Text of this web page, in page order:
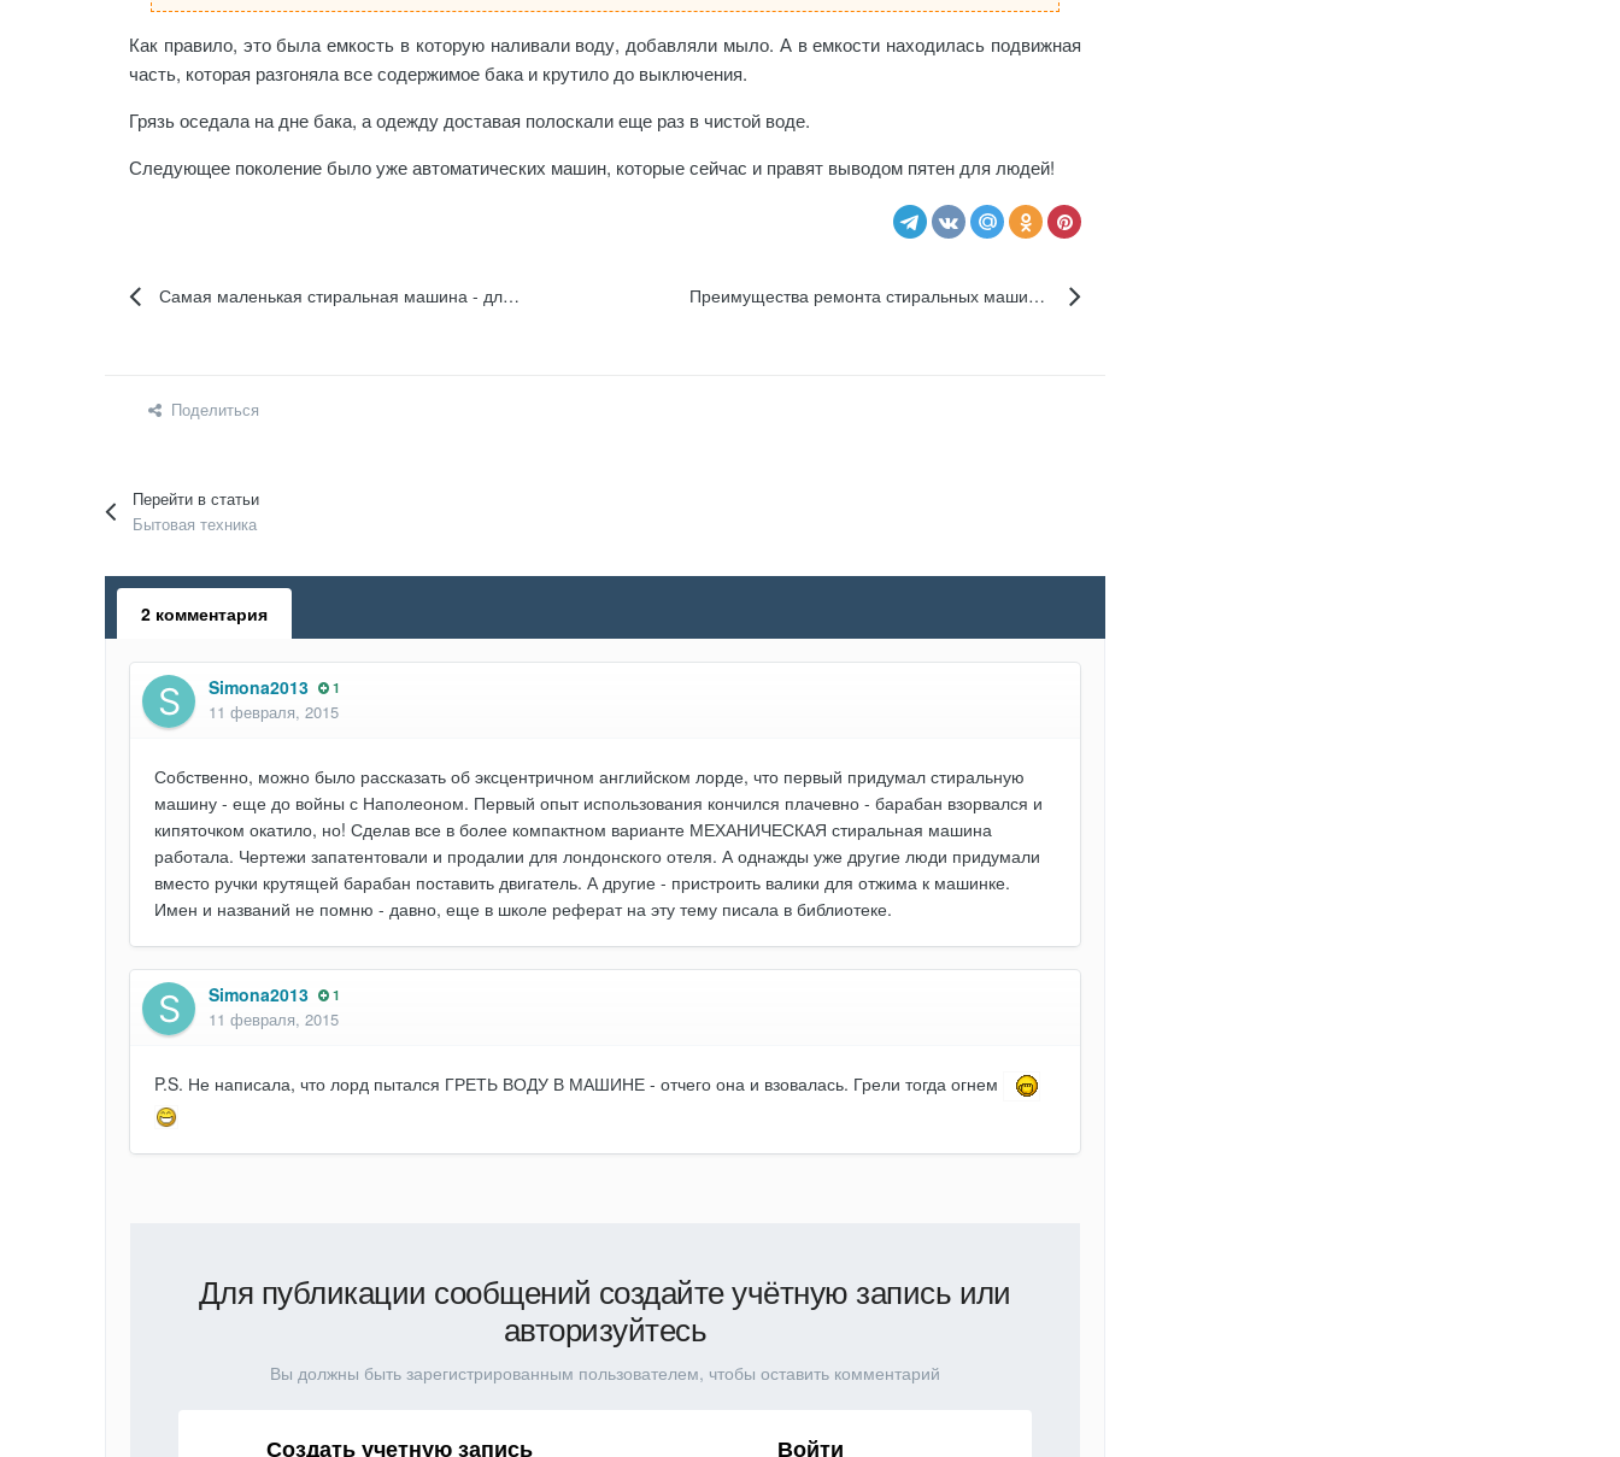
Как правило, это была емкость в которую наливали воду, добавляли мыло. А в емкости находилась подвижная
часть, которая разгоняла все содержимое бака и крутило до выключения.
Грязь оседала на дне бака, а одежду доставая полоскали еще раз в чистой воде.
Следующее поколение было уже автоматических машин, которые сейчас и правят выводом пятен для людей!
Самая маленькая стиральная машина - для чего? Преимущества ремонта стиральных машин профессиональными специалистами
Поделиться
Перейти в статьи
Бытовая техника
2 комментария
Simona2013 1
11 февраля, 2015
Собственно, можно было рассказать об эксцентричном английском лорде, что первый придумал стиральную
машину - еще до войны с Наполеоном. Первый опыт использования кончился плачевно - барабан взорвался и
кипяточком окатило, но! Сделав все в более компактном варианте МЕХАНИЧЕСКАЯ стиральная машина
работала. Чертежи запатентовали и продалии для лондонского отеля. А однажды уже другие люди придумали
вместо ручки крутящей барабан поставить двигатель. А другие - пристроить валики для отжима к машинке.
Имен и названий не помню - давно, еще в школе реферат на эту тему писала в библиотеке.
Simona2013 1
11 февраля, 2015
P.S. Не написала, что лорд пытался ГРЕТЬ ВОДУ В МАШИНЕ - отчего она и взовалась. Грели тогда огнем
Для публикации сообщений создайте учётную запись или
авторизуйтесь
Вы должны быть зарегистрированным пользователем, чтобы оставить комментарий
Создать учетную запись Войти